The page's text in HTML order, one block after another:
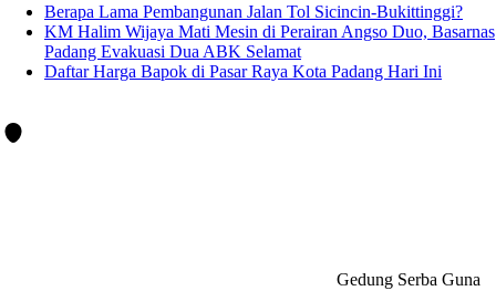
Berapa Lama Pembangunan Jalan Tol Sicincin-Bukittinggi?
KM Halim Wijaya Mati Mesin di Perairan Angso Duo, Basarnas
Padang Evakuasi Dua ABK Selamat
Daftar Harga Bapok di Pasar Raya Kota Padang Hari Ini
Gedung Serba Guna